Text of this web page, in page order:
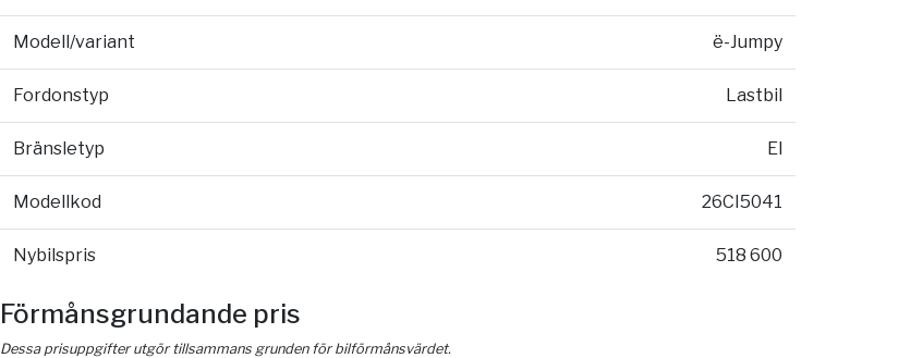
Modell/variant ë-Jumpy
Fordonstyp Lastbil
Bränsletyp El
Modellkod 26CI5041
Nybilspris 518 600
Förmånsgrundande pris
Dessa prisuppgifter utgör tillsammans grunden för bilförmånsvärdet.